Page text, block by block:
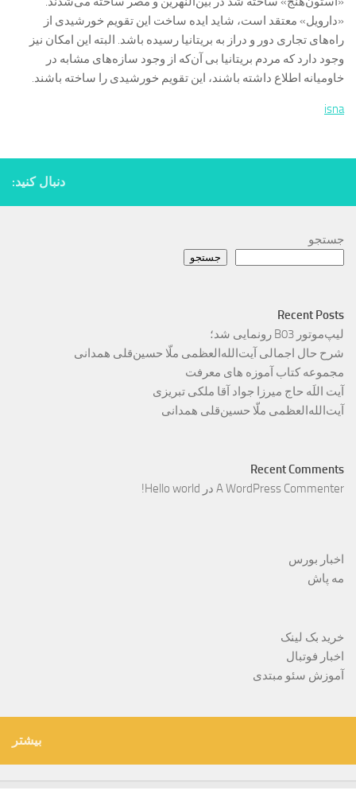
«دارویل» معتقد است، شاید ایده ساخت این تقویم خورشیدی از
راه‌های تجاری دور و دراز به بریتانیا رسیده باشد. البته این امکان نیز
وجود دارد که مردم بریتانیا بی آن‌که از وجود سازه‌های مشابه در
خاومیانه اطلاع داشته باشند، این تقویم خورشیدی را ساخته باشند.
isna
دنبال کنید:
جستجو
جستجو
Recent Posts
لیپ‌موتور B03 رونمایی شد؛
شرح حال اجمالی آیت‌الله‌العظمی ملّا حسین‌قلی همدانی
مجموعه کتاب آموزه های معرفت
آیت اللَه حاج میرزا جواد آقا ملکی تبریزی
آیت‌الله‌العظمی ملّا حسین‌قلی همدانی
Recent Comments
A WordPress Commenter در Hello world!
اخبار بورس
مه پاش
خرید بک لینک
اخبار فوتبال
آموزش سئو مبتدی
بیشتر